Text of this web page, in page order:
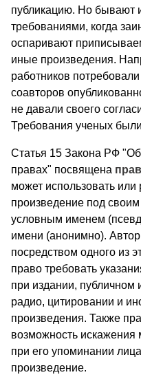
публикацию. Но бывают
требованиями, когда
оспаривают
иные произведения.
работников
соавторов
не давали своего
Требования ученых
Статья 15 Закона РФ
пра­вах" посвящена
может использо­вать или
произведение под
условным именем
имени (анонимно).
посредством одного из
право требовать
при издании, пуб­личном
радио, цитировании и
произведения. Также
возможность
при его упоминании
произведение.